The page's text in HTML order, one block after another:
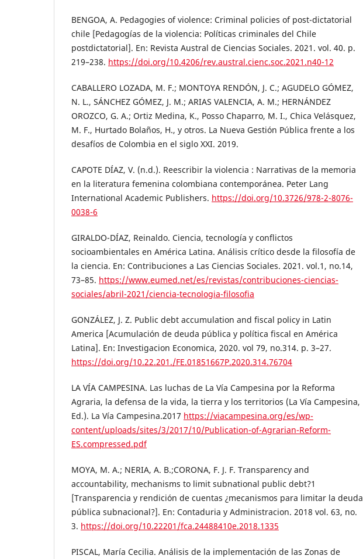
BENGOA, A. Pedagogies of violence: Criminal policies of post-dictatorial
chile [Pedagogías de la violencia: Políticas criminales del Chile
postdictatorial]. En: Revista Austral de Ciencias Sociales. 2021. vol. 40. p.
219–238. https://doi.org/10.4206/rev.austral.cienc.soc.2021.n40-12
CABALLERO LOZADA, M. F.; MONTOYA RENDÓN, J. C.; AGUDELO GÓMEZ,
N. L., SÁNCHEZ GÓMEZ, J. M.; ARIAS VALENCIA, A. M.; HERNÁNDEZ
OROZCO, G. A.; Ortiz Medina, K., Posso Chaparro, M. I., Chica Velásquez,
M. F., Hurtado Bolaños, H., y otros. La Nueva Gestión Pública frente a los
desafíos de Colombia en el siglo XXI. 2019.
CAPOTE DÍAZ, V. (n.d.). Reescribir la violencia : Narrativas de la memoria
en la literatura femenina colombiana contemporánea. Peter Lang
International Academic Publishers. https://doi.org/10.3726/978-2-8076-
0038-6
GIRALDO-DÍAZ, Reinaldo. Ciencia, tecnología y conflictos
socioambientales en América Latina. Análisis crítico desde la filosofía de
la ciencia. En: Contribuciones a Las Ciencias Sociales. 2021. vol.1, no.14,
73–85. https://www.eumed.net/es/revistas/contribuciones-ciencias-
sociales/abril-2021/ciencia-tecnologia-filosofia
GONZÁLEZ, J. Z. Public debt accumulation and fiscal policy in Latin
America [Acumulación de deuda pública y política fiscal en América
Latina]. En: Investigacion Economica, 2020. vol 79, no.314. p. 3–27.
https://doi.org/10.22.201./FE.01851667P.2020.314.76704
LA VÍA CAMPESINA. Las luchas de La Vía Campesina por la Reforma
Agraria, la defensa de la vida, la tierra y los territorios (La Vía Campesina,
Ed.). La Vía Campesina.2017 https://viacampesina.org/es/wp-
content/uploads/sites/3/2017/10/Publication-of-Agrarian-Reform-
ES.compressed.pdf
MOYA, M. A.; NERIA, A. B.;CORONA, F. J. F. Transparency and
accountability, mechanisms to limit subnational public debt?1
[Transparencia y rendición de cuentas ¿mecanismos para limitar la deuda
pública subnacional?]. En: Contaduria y Administracion. 2018 vol. 63, no.
3. https://doi.org/10.22201/fca.24488410e.2018.1335
PISCAL, María Cecilia. Análisis de la implementación de las Zonas de